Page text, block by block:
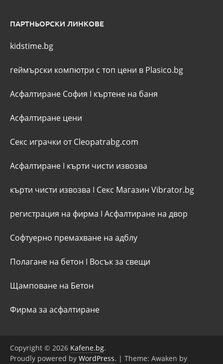
ПАРТНЬОРСКИ ЛИНКОВЕ
kidstime.bg
геймърски компютри с топ цени в Plasico.bg
Асфалтиране София I къртене на баня
Асфалтиране цени
Секс играчки от Cleopatrabg.com
Асфалтиране I кърти чисти извозва
кърти чисти извозва I Секс Магазин Vibrator.bg
регистрация на фирма I Асфалтиране на двор
Софтуерно премахване на адблу
Полагане на бетон I Восък за свещи
Щамповане на Бетон
Фирма за асфалтиране
Copyright © 2026 Kafene.bg.
Proudly powered by WordPress. | Theme: Awaken by